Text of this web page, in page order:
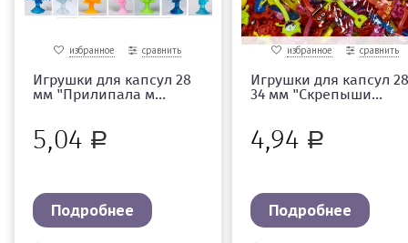
избранное сравнить
Игрушки для капсул 28
мм "Прилипала м...
5,04 Р
Подробнее
избранное сравнить
Игрушки для капсул
34 мм "Скрепыши...
4,94 Р
Подробнее